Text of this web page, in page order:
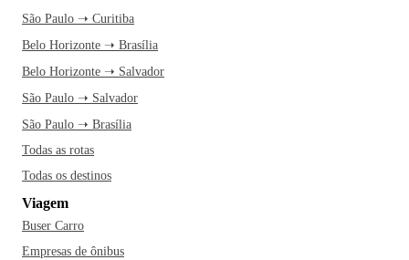
se revelar.
Alugue uma bike e pedale pela Lagoa do
Depois, pegue a Maria Fumaça e entre em um passeio
histórico que te leva de volta ao tempo das novelas. À noite,
vá até o Cambuí e escolha um barzinho para começar a noite
com os amigos. Ficou animado? Então faça as malas e
venha curtir Campinas!
São Paulo ➝ Curitiba
Belo Horizonte ➝ Brasília
Belo Horizonte ➝ Salvador
São Paulo ➝ Salvador
São Paulo ➝ Brasília
Todas as rotas
Todas os destinos
Viagem
Buser Carro
Empresas de ônibus